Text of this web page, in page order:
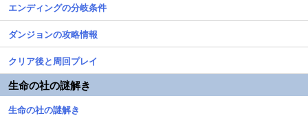
エンディングの分岐条件
ダンジョンの攻略情報
クリア後と周回プレイ
生命の社の謎解き
生命の社の謎解き